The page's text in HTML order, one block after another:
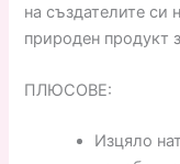
на създателите си
природен продукт
ПЛЮСОВЕ:
Изцяло